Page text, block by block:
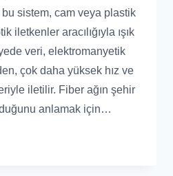
sistem, cam veya plastik
iletkenler aracılığıyla ışık
veri, elektromanyetik
çok daha yüksek hız ve
iletilir. Fiber ağın şehir
anlamak için…